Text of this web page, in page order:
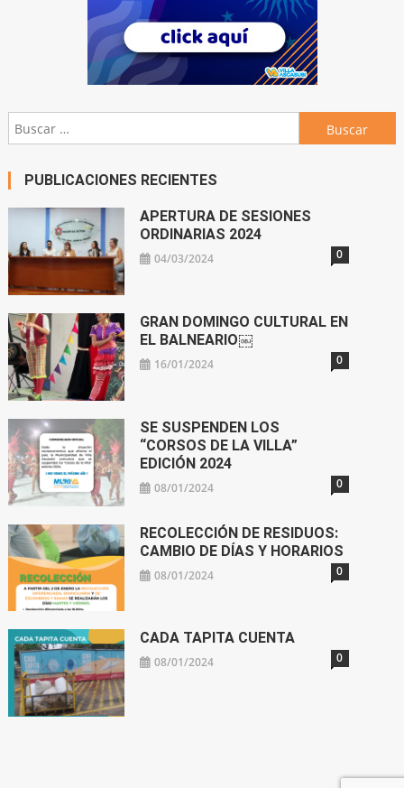
Buscar:
PUBLICACIONES RECIENTES
APERTURA DE SESIONES
ORDINARIAS 2024
04/03/2024 0
GRAN DOMINGO CULTURAL EN
EL BALNEARIO￼
16/01/2024 0
SE SUSPENDEN LOS
“CORSOS DE LA VILLA”
EDICIÓN 2024
08/01/2024 0
RECOLECCIÓN DE RESIDUOS:
CAMBIO DE DÍAS Y HORARIOS
08/01/2024 0
CADA TAPITA CUENTA
08/01/2024 0